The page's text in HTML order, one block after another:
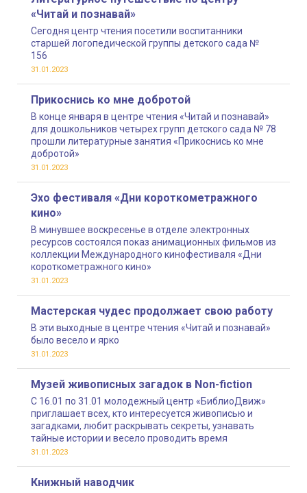
«Читай и познавай»
Сегодня центр чтения посетили воспитанники
старшей логопедической группы детского сада №
156
31.01.2023
Прикоснись ко мне добротой
В конце января в центре чтения «Читай и познавай»
для дошкольников четырех групп детского сада № 78
прошли литературные занятия «Прикоснись ко мне
добротой»
31.01.2023
Эхо фестиваля «Дни короткометражного
кино»
В минувшее воскресенье в отделе электронных
ресурсов состоялся показ анимационных фильмов из
коллекции Международного кинофестиваля «Дни
короткометражного кино»
31.01.2023
Мастерская чудес продолжает свою работу
В эти выходные в центре чтения «Читай и познавай»
было весело и ярко
31.01.2023
Музей живописных загадок в Non-fiction
С 16.01 по 31.01 молодежный центр «БиблиоДвиж»
приглашает всех, кто интересуется живописью и
загадками, любит раскрывать секреты, узнавать
тайные истории и весело проводить время
31.01.2023
Книжный наводчик